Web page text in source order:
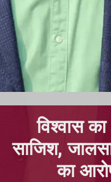
विश्वास
साजिश,
का